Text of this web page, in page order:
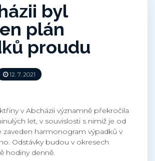
byl
plán
proudu
12. 7. 2021
v Abcházii významně překročila
let, v souvislosti s nimiž je od
zaveden harmonogram výpadků v
Odstávky budou v okresech
hodiny denně.